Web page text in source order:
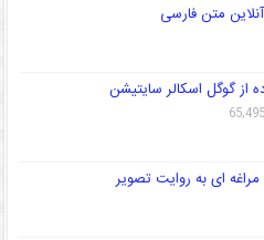
متن فارسی
از گوگل اسکالر سایتیشن
65,495
ای به روایت تصویر